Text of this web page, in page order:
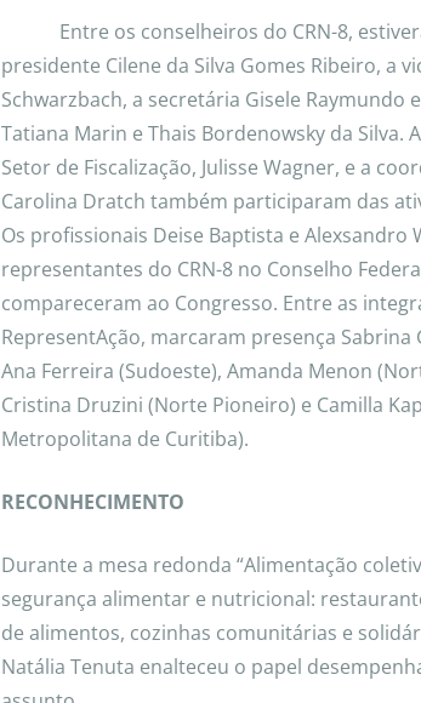
Entre os conselheiros do CRN-8,
presidente Cilene da Silva Gomes Ribeiro, a
Schwarzbach, a secretária Gisele Raymundo
Tatiana Marin e Thais Bordenowsky da Silva.
Setor de Fiscalização, Julisse Wagner, e a
Carolina Dratch também participaram das
Os profissionais Deise Baptista e Alexsandro
representantes do CRN-8 no Conselho
compareceram ao Congresso. Entre as
RepresentAção, marcaram presença Sabrina
Ana Ferreira (Sudoeste), Amanda Menon
Cristina Druzini (Norte Pioneiro) e Camilla
Metropolitana de Curitiba).
RECONHECIMENTO
Durante a mesa redonda “Alimentação
segurança alimentar e nutricional:
de alimentos, cozinhas comunitárias e
Natália Tenuta enalteceu o papel